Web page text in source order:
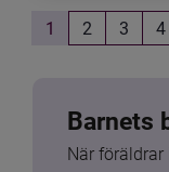
1 2 3 4
Barnets
När